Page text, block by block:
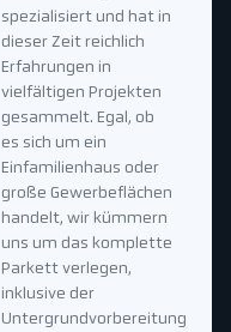
spezialisiert und hat in
dieser Zeit reichlich
Erfahrungen in
vielfältigen Projekten
gesammelt. Egal, ob
es sich um ein
Einfamilienhaus oder
große Gewerbeflächen
handelt, wir kümmern
uns um das komplette
Parkett verlegen,
inklusive der
Untergrundvorbereitung